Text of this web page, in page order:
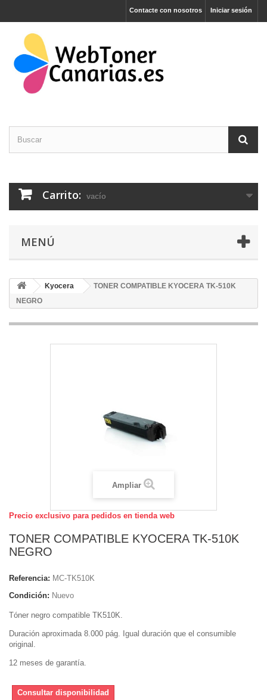
Iniciar sesión
Contacte con nosotros
Carrito: vacío
MENÚ
Kyocera
TONER COMPATIBLE KYOCERA TK-510K
NEGRO
Ampliar
Precio exclusivo para pedidos en tienda web
TONER COMPATIBLE KYOCERA TK-510K
NEGRO
Referencia: MC-TK510K
Condición: Nuevo
Tóner negro compatible TK510K.
Duración aproximada 8.000 pág. Igual duración que el consumible
original.
12 meses de garantía.
Consultar disponibilidad